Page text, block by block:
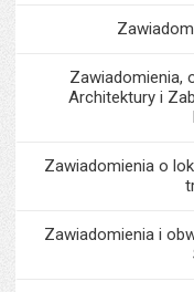
Zawiadomienia,
Architektury i
Zawiadomienia o
Zawiadomienia i